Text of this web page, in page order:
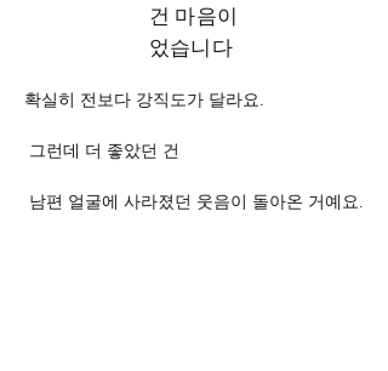
건 마음이
었습니다
확실히 전보다 강직도가 달라요.
그런데 더 좋았던 건
남편 얼굴에 사라졌던 웃음이 돌아온 거예요.